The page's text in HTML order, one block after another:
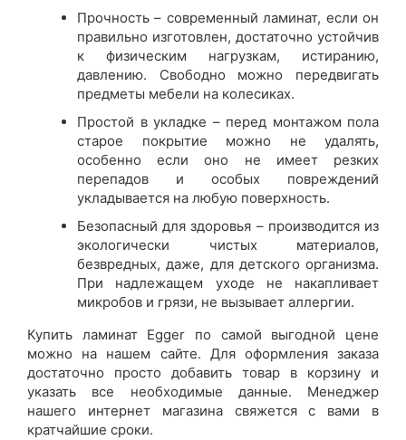
Прочность – современный ламинат, если он
правильно изготовлен, достаточно устойчив
к физическим нагрузкам, истиранию,
давлению. Свободно можно передвигать
предметы мебели на колесиках.
Простой в укладке – перед монтажом пола
старое покрытие можно не удалять,
особенно если оно не имеет резких
перепадов и особых повреждений
укладывается на любую поверхность.
Безопасный для здоровья – производится из
экологически чистых материалов,
безвредных, даже, для детского организма.
При надлежащем уходе не накапливает
микробов и грязи, не вызывает аллергии.
Купить ламинат Egger по самой выгодной цене
можно на нашем сайте. Для оформления заказа
достаточно просто добавить товар в корзину и
указать все необходимые данные. Менеджер
нашего интернет магазина свяжется с вами в
кратчайшие сроки.